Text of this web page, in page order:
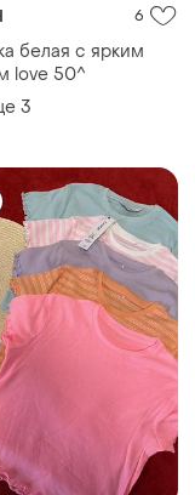
6
белая с ярким
love 50^
3